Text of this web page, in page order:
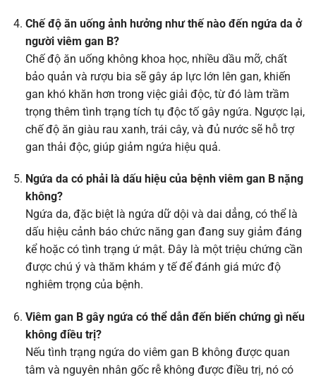
Chế độ ăn uống ảnh hưởng như thế nào đến ngứa da ở
người viêm gan B?
Chế độ ăn uống không khoa học, nhiều dầu mỡ, chất
bảo quản và rượu bia sẽ gây áp lực lớn lên gan, khiến
gan khó khăn hơn trong việc giải độc, từ đó làm trầm
trọng thêm tình trạng tích tụ độc tố gây ngứa. Ngược lại,
chế độ ăn giàu rau xanh, trái cây, và đủ nước sẽ hỗ trợ
gan thải độc, giúp giảm ngứa hiệu quả.
Ngứa da có phải là dấu hiệu của bệnh viêm gan B nặng
không?
Ngứa da, đặc biệt là ngứa dữ dội và dai dẳng, có thể là
dấu hiệu cảnh báo chức năng gan đang suy giảm đáng
kể hoặc có tình trạng ứ mật. Đây là một triệu chứng cần
được chú ý và thăm khám y tế để đánh giá mức độ
nghiêm trọng của bệnh.
Viêm gan B gây ngứa có thể dẫn đến biến chứng gì nếu
không điều trị?
Nếu tình trạng ngứa do viêm gan B không được quan
tâm và nguyên nhân gốc rễ không được điều trị, nó có